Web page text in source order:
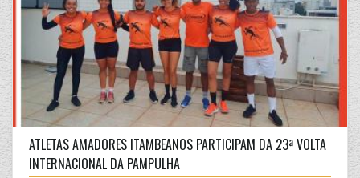
ATLETAS AMADORES ITAMBEANOS PARTICIPAM DA 23ª VOLTA
INTERNACIONAL DA PAMPULHA